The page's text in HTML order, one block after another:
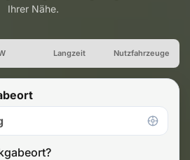
Ihrer Nähe.
Vermietung
Langzeit Nutzfahrzeuge